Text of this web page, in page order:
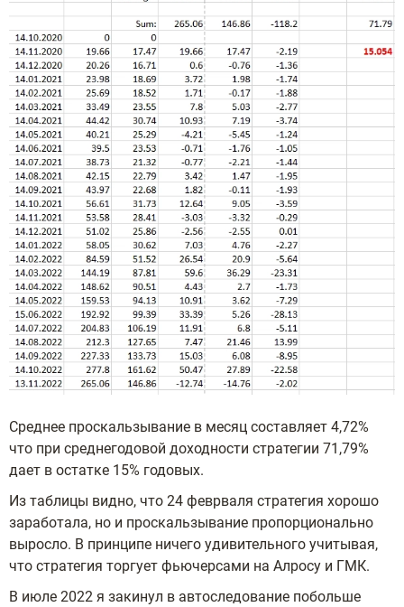
Среднее проскальзывание в месяц составляет 4,72%
что при среднегодовой доходности стратегии 71,79%
дает в остатке 15% годовых.
Из таблицы видно, что 24 феврваля стратегия хорошо
заработала, но и проскальзывание пропорционально
выросло. В принципе ничего удивительного учитывая,
что стратегия торгует фьючерсами на Алросу и ГМК.
В июле 2022 я закинул в автоследование побольше